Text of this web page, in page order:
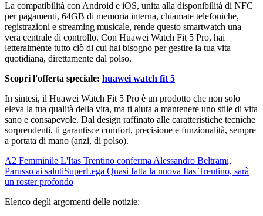
La compatibilità con Android e iOS, unita alla disponibilità di NFC
per pagamenti, 64GB di memoria interna, chiamate telefoniche,
registrazioni e streaming musicale, rende questo smartwatch una
vera centrale di controllo. Con Huawei Watch Fit 5 Pro, hai
letteralmente tutto ciò di cui hai bisogno per gestire la tua vita
quotidiana, direttamente dal polso.
Scopri l'offerta speciale: huawei watch fit 5
In sintesi, il Huawei Watch Fit 5 Pro è un prodotto che non solo
eleva la tua qualità della vita, ma ti aiuta a mantenere uno stile di vita
sano e consapevole. Dal design raffinato alle caratteristiche tecniche
sorprendenti, ti garantisce comfort, precisione e funzionalità, sempre
a portata di mano (anzi, di polso).
A2 Femminile L'Itas Trentino conferma Alessandro Beltrami,
Parusso ai salutiSuperLega Quasi fatta la nuova Itas Trentino, sarà
un roster profondo
Elenco degli argomenti delle notizie: